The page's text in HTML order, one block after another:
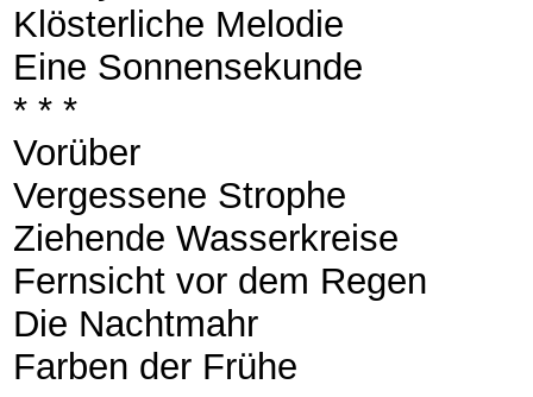
Klösterliche Melodie
Eine Sonnensekunde
* * *
Vorüber
Vergessene Strophe
Ziehende Wasserkreise
Fernsicht vor dem Regen
Die Nachtmahr
Farben der Frühe